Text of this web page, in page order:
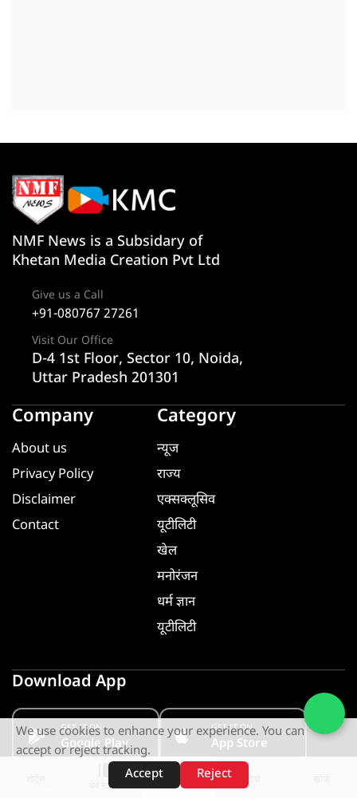
वेब स्टोरीज़
NMF News is a Subsidary of
Khetan Media Creation Pvt Ltd
Give us a Call
+91-080767 27261
Visit Our Office
D-4 1st Floor, Sector 10, Noida,
Uttar Pradesh 201301
Company
About us
Privacy Policy
Disclaimer
Contact
Category
न्यूज
राज्य
एक्सक्लूसिव
यूटीलिटी
खेल
मनोरंजन
धर्म ज्ञान
यूटीलिटी
Download App
GET IT ON
Google Play
GET IT ON
App Store
We use cookies to enhance your experience. You can
accept or reject tracking.
Accept
Reject